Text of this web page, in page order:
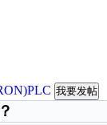
我要发帖